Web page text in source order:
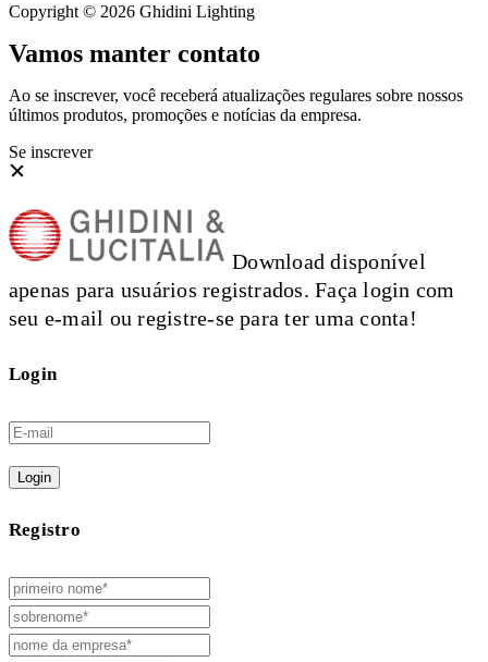
Copyright © 2026 Ghidini Lighting
Vamos manter contato
Ao se inscrever, você receberá atualizações regulares sobre nossos
últimos produtos, promoções e notícias da empresa.
Se inscrever
Download disponível
apenas para usuários registrados. Faça login com
seu e-mail ou registre-se para ter uma conta!
Login
Login
Registro